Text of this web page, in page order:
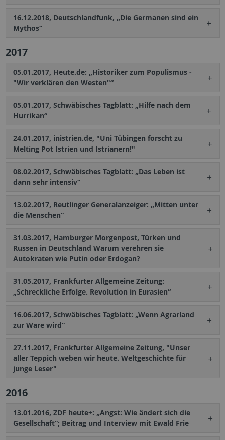
16.12.2018, Deutschlandfunk, „Die Germanen sind ein
Mythos“
2017
05.01.2017, Heute.de: „Historiker zum Populismus -
"Wir verklären den Westen"“
05.01.2017, Schwäbisches Tagblatt: „Hilfe nach dem
Hurrikan“
24.01.2017, inistrien.de, "Uni Tübingen forscht zu
Melting Pot Istrien und Istrianern!"
08.02.2017, Schwäbisches Tagblatt: „Das Leben ist
dann sehr intensiv“
13.02.2017, Reutlinger Generalanzeiger: „Mitten unter
die Menschen“
31.03.2017, Hamburger Morgenpost, Türken und
Russen in Deutschland Warum verehren sie
Autokraten wie Putin oder Erdogan?
31.05.2017, Frankfurter Allgemeine Zeitung:
„Schreckliche Erfolge. Revolution in Eurasien“
16.06.2017, Schwäbisches Tagblatt: „Wenn Agrarland
zur Ware wird“
27.11.2017, Frankfurter Allgemeine Zeitung, "Unser
aller Teppich weben wir heute. Weltgeschichte für
junge Leser"
2016
13.01.2016, ZDF heute+: „Angst: Wie ändert sich die
Gesellschaft“; Beitrag und Interview mit Ewald Frie